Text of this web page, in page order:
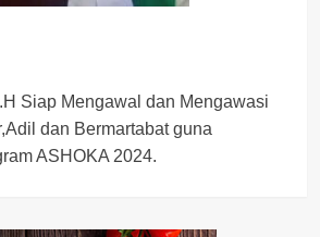
Siap Mengawal dan Mengawasi
dan Bermartabat guna
ASHOKA 2024.